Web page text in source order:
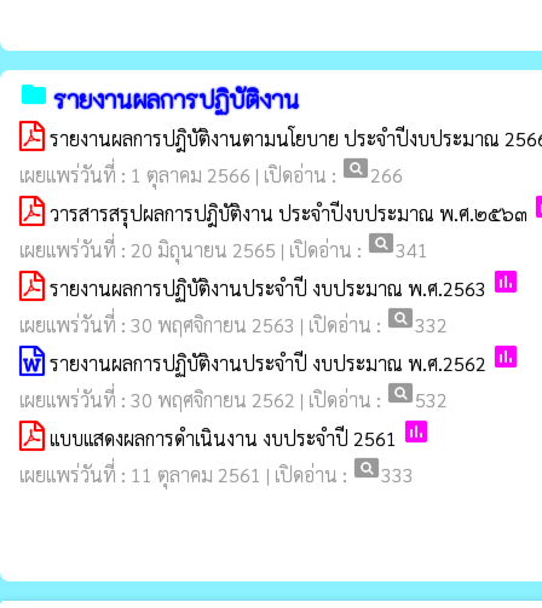
folder รายงานผลการปฏิบัติงาน
รายงานผลการปฎิบัติงานตามนโยบาย ประจำปีงบประมาณ
เผยแพร่วันที่ : 1 ตุลาคม 2566 | เปิดอ่าน : pageview266
วารสารสรุปผลการปฎิบัติงาน ประจำปีงบประมาณ พ.ศ.๒๕๖๓
เผยแพร่วันที่ : 20 มิถุนายน 2565 | เปิดอ่าน : pageview341
รายงานผลการปฏิบัติงานประจำปี งบประมาณ พ.ศ.2563 poll
เผยแพร่วันที่ : 30 พฤศจิกายน 2563 | เปิดอ่าน : pageview332
รายงานผลการปฏิบัติงานประจำปี งบประมาณ พ.ศ.2562 poll
เผยแพร่วันที่ : 30 พฤศจิกายน 2562 | เปิดอ่าน : pageview532
แบบแสดงผลการดำเนินงาน งบประจำปี 2561 poll
เผยแพร่วันที่ : 11 ตุลาคม 2561 | เปิดอ่าน : pageview333